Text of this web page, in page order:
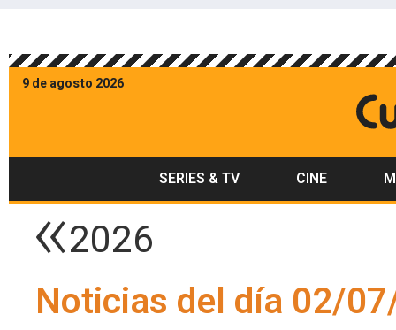
9 de agosto 2026
SERIES & TV CINE
2026
Noticias del día 02/